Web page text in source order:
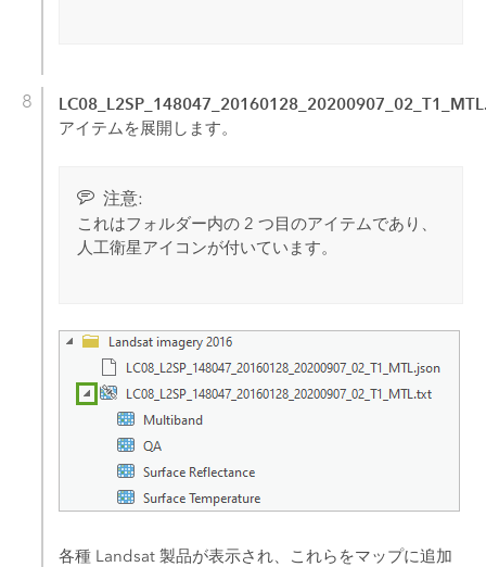
アイテムを展開します。
注意:
これはフォルダー内の 2 つ目のアイテムであり、
人工衛星アイコンが付いています。
各種 Landsat 製品が表示され、これらをマップに追加